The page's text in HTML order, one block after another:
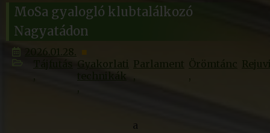
MoSa gyalogló klubtalálkozó
Nagyatádon
2026.01.28.
Tájfutás Gyakorlati
technikák
Parlament Örömtánc
a